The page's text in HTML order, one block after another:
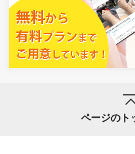
ページのト